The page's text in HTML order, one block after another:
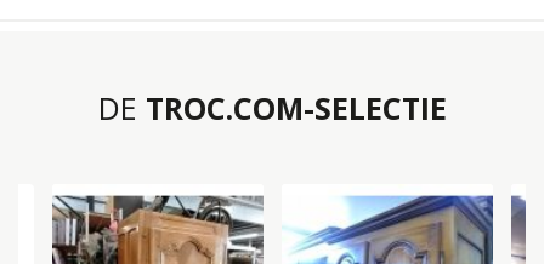
DE TROC.COM-SELECTIE